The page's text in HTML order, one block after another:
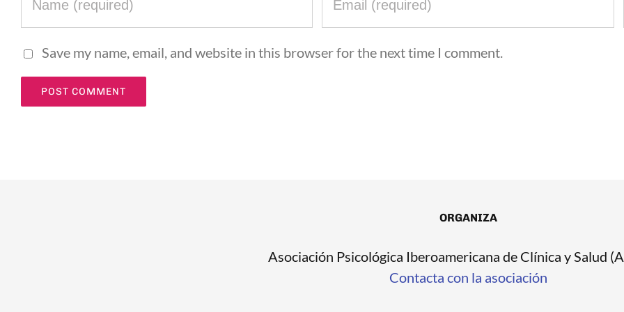
Save my name, email, and website in this browser for the next time I comment.
ORGANIZA
Asociación Psicológica Iberoamericana de Clínica y Salud
Contacta con la asociación